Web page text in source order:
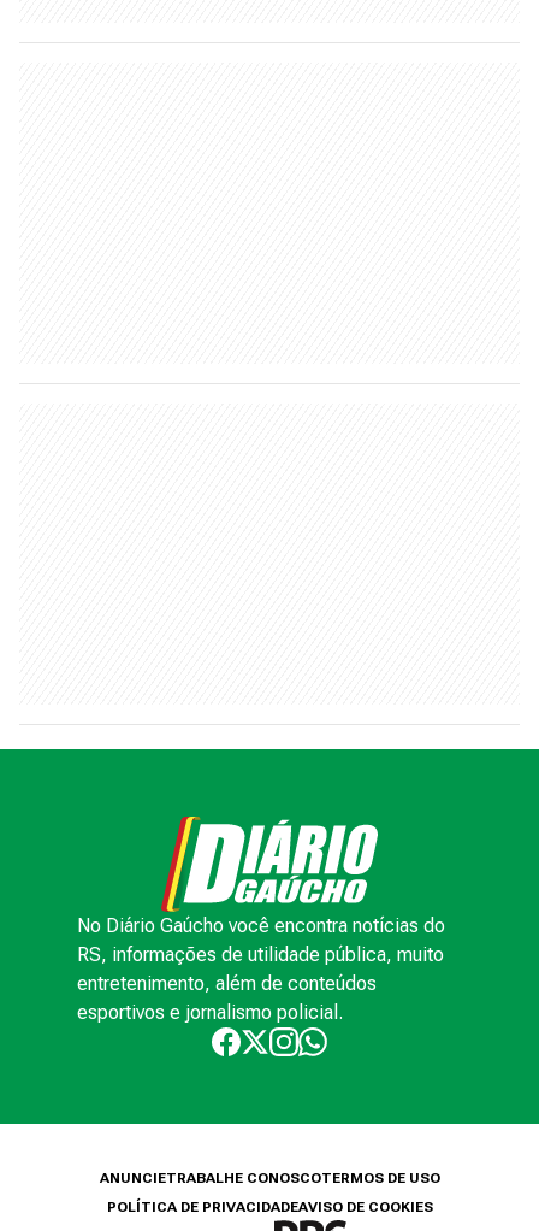
No Diário Gaúcho você encontra notícias do
RS, informações de utilidade pública, muito
entretenimento, além de conteúdos
esportivos e jornalismo policial.
ANUNCIETRABALHE CONOSCOTERMOS DE USO
POLÍTICA DE PRIVACIDADEAVISO DE COOKIES